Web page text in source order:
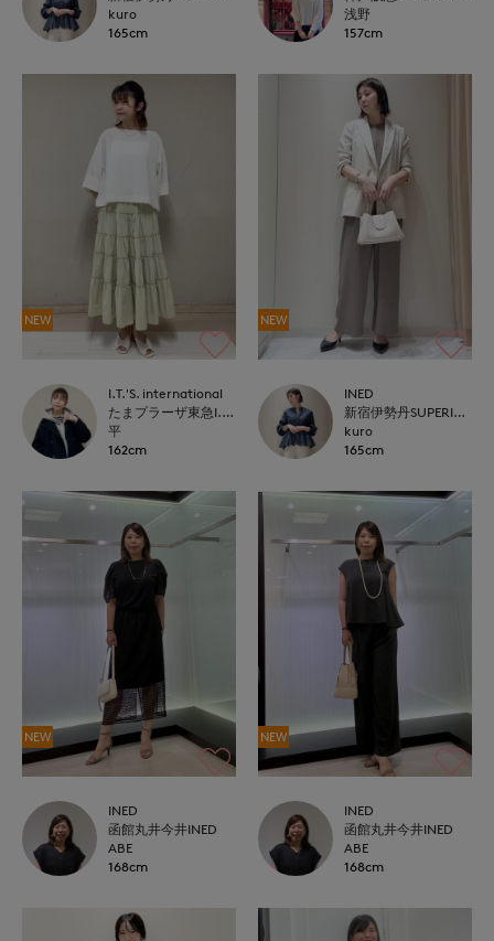
kuro
165cm
浅野
157cm
NEW
I.T.'S. international
たまプラーザ東急I.T.'S.international
平
162cm
NEW
INED
新宿伊勢丹SUPERIOR CLOSET
kuro
165cm
NEW
INED
函館丸井今井INED
ABE
168cm
NEW
INED
函館丸井今井INED
ABE
168cm